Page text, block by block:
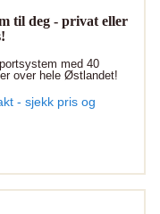
til deg - privat eller
med 40
over hele Østlandet!
- sjekk pris og